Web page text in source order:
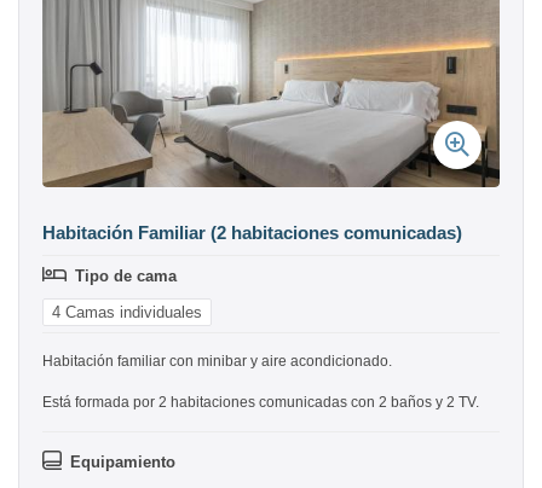
Habitación Familiar (2 habitaciones comunicadas)
Tipo de cama
4 Camas individuales
Habitación familiar con minibar y aire acondicionado.
Está formada por 2 habitaciones comunicadas con 2 baños y 2 TV.
Equipamiento